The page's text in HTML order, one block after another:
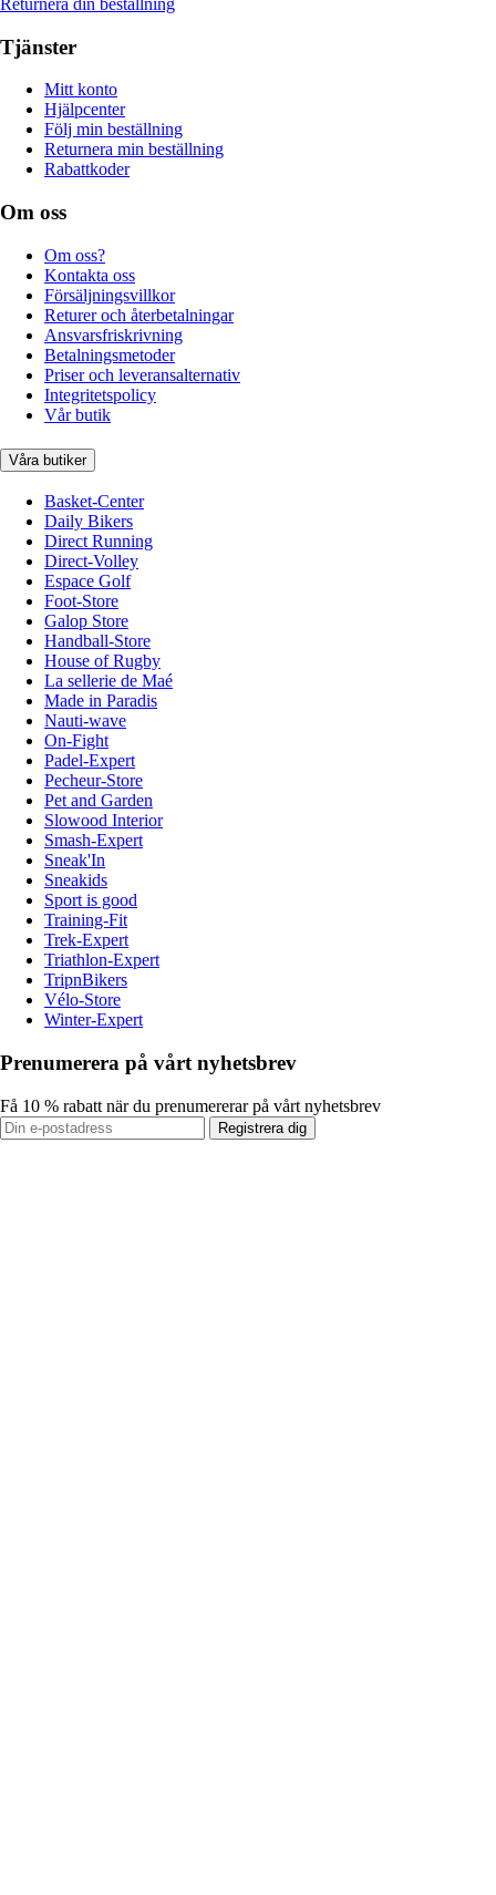
Returnera din beställning
Tjänster
Mitt konto
Hjälpcenter
Följ min beställning
Returnera min beställning
Rabattkoder
Om oss
Om oss?
Kontakta oss
Försäljningsvillkor
Returer och återbetalningar
Ansvarsfriskrivning
Betalningsmetoder
Priser och leveransalternativ
Integritetspolicy
Vår butik
Våra butiker
Basket-Center
Daily Bikers
Direct Running
Direct-Volley
Espace Golf
Foot-Store
Galop Store
Handball-Store
House of Rugby
La sellerie de Maé
Made in Paradis
Nauti-wave
On-Fight
Padel-Expert
Pecheur-Store
Pet and Garden
Slowood Interior
Smash-Expert
Sneak'In
Sneakids
Sport is good
Training-Fit
Trek-Expert
Triathlon-Expert
TripnBikers
Vélo-Store
Winter-Expert
Prenumerera på vårt nyhetsbrev
Få 10 % rabatt när du prenumererar på vårt nyhetsbrev
Registrera dig